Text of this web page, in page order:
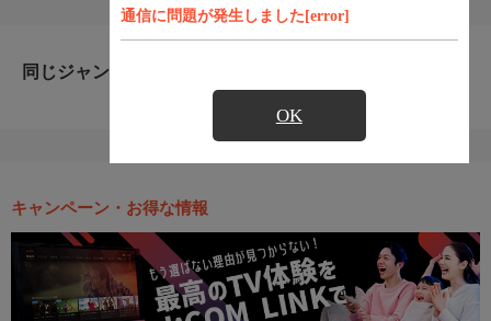
通信に問題が発生しました[error]
OK
同じジャンルのおすすめ番組
キャンペーン・お得な情報